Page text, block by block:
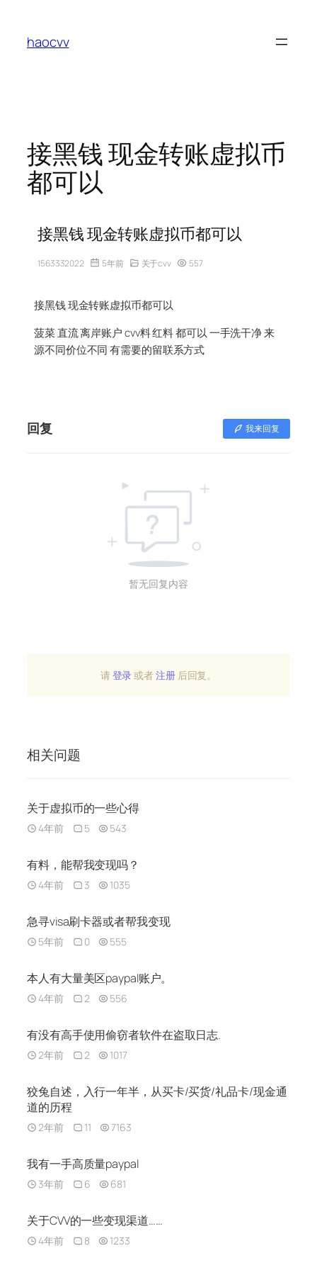
haocvv
接黑钱 现金转账虚拟币
都可以
接黑钱 现金转账虚拟币都可以
1563332022 5年前 关于cvv 557
接黑钱 现金转账虚拟币都可以
菠菜 直流 离岸账户 cvv料 红料 都可以 一手洗干净 来
源不同价位不同 有需要的留联系方式
回复 我来回复
暂无回复内容
请登录或者注册后回复。
相关问题
关于虚拟币的一些心得
4年前 5 543
有料，能帮我变现吗？
4年前 3 1035
急寻visa刷卡器或者帮我变现
5年前 0 555
本人有大量美区paypal账户。
4年前 2 556
有没有高手使用偷窃者软件在盗取日志.
2年前 2 1017
狡兔自述，入行一年半，从买卡/买货/礼品卡/现金通
道的历程
2年前 11 7163
我有一手高质量paypal
3年前 6 681
关于CVV的一些变现渠道……
4年前 8 1233